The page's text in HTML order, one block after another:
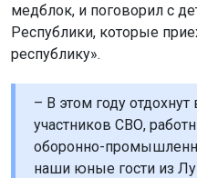
медблок, и поговорил с
Республики, которые
республику».
– В этом году
участников СВО,
оборонно-
наши юные гости из